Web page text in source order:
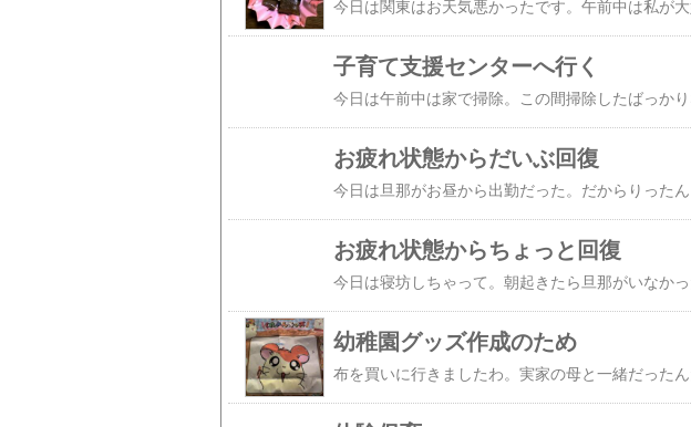
子育て支援センターへ行く
お疲れ状態からだいぶ回復
お疲れ状態からちょっと回復
幼稚園グッズ作成のため